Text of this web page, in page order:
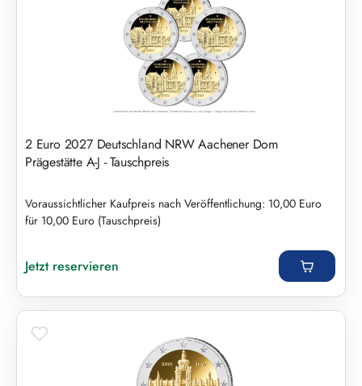
2 Euro 2027 Deutschland NRW Aachener Dom
Prägestätte A-J - Tauschpreis
Voraussichtlicher Kaufpreis nach Veröffentlichung: 10,00 Euro
für 10,00 Euro (Tauschpreis)
Jetzt reservieren